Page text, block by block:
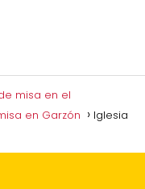
misa en el
en Garzón
Iglesia